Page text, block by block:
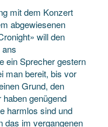
mit dem Konzert
abgewiesenen
will den
ein Sprecher gestern
man bereit, bis vor
Grund, den
genügend
harmlos sind und
das im vergangenen